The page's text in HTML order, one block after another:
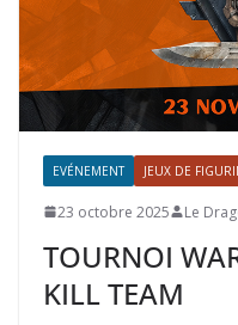
EVÉNEMENT JEUX DE
23 octobre 2025 Le
TOURNOI
KILL TEAM